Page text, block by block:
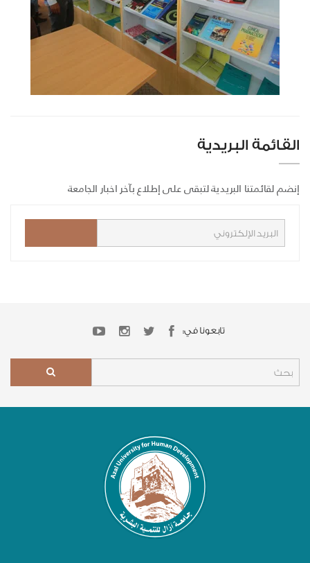
القائمة البريدية
إنضم لقائمتنا البريدية لتبقى على إطلاع بآخر اخبار الجامعة
تابعونا في: